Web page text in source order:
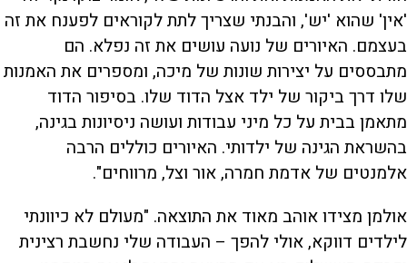
'אין' שהוא 'יש', והבנתי שצריך לתת לקוראים לפענח את זה
בעצמם. האיורים של נועה עושים את זה נפלא. הם
מתבססים על יצירות שונות של מיכה, ומספרים את האמנות
שלו דרך ביקור של ילד אצל הדוד שלו. בסיפור הדוד
מתאמן בבית על כל מיני עבודות ועושה ניסיונות בגינה,
בהשראת הגינה של ילדותי. האיורים כוללים הרבה
אלמנטים של אדמת חמרה, אור וצל, מרווחים".
אולמן מצידו אוהב מאוד את התוצאה. "מעולם לא כיוונתי
לילדים דווקא, אולי להפך – העבודה שלי נחשבת רצינית